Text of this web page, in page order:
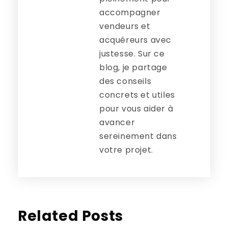
accompagner
vendeurs et
acquéreurs avec
justesse. Sur ce
blog, je partage
des conseils
concrets et utiles
pour vous aider à
avancer
sereinement dans
votre projet.
Related Posts